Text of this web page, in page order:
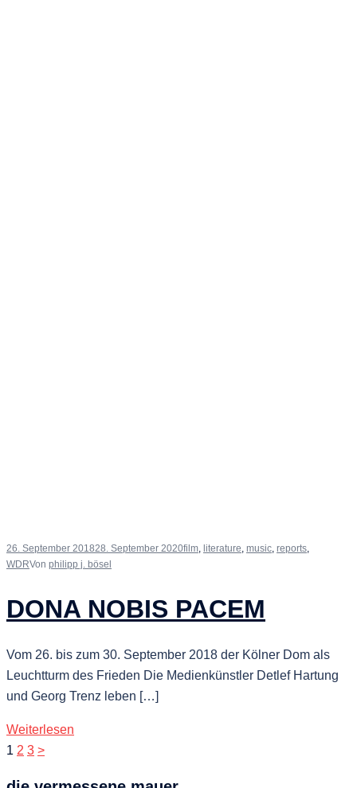
26. September 201828. September 2020film, literature, music, reports,
WDRVon philipp j. bösel
DONA NOBIS PACEM
Vom 26. bis zum 30. September 2018 der Kölner Dom als
Leuchtturm des Frieden Die Medienkünstler Detlef Hartung
und Georg Trenz leben […]
Weiterlesen
Seitennummerierung
1 2 3 >